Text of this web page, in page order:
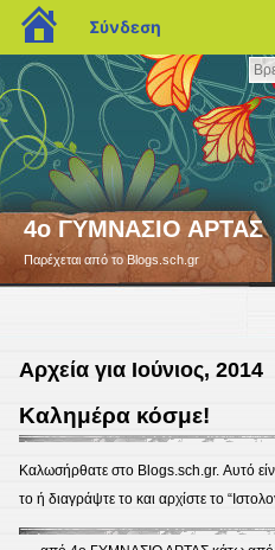
το
»
4ο ΓΥΜΝΑΣΙΟ ΑΡΤΑΣ
Παρέχεται από το Blogs.sch.gr
Αρχεία για Ιούνιος, 2014
Καλημέρα κόσμε!
Καλωσήρθατε στο Blogs.sch.gr. Αυτό
το ή διαγράψτε το και αρχίστε το
blogs.sch.gr
Σύνδεση